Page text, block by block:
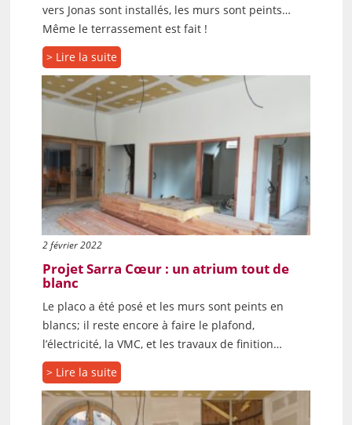
vers Jonas sont installés, les murs sont peints…
Même le terrassement est fait !
> Lire la suite
2 février 2022
Projet Sarra Cœur : un atrium tout de
blanc
Le placo a été posé et les murs sont peints en
blancs; il reste encore à faire le plafond,
l’électricité, la VMC, et les travaux de finition…
> Lire la suite